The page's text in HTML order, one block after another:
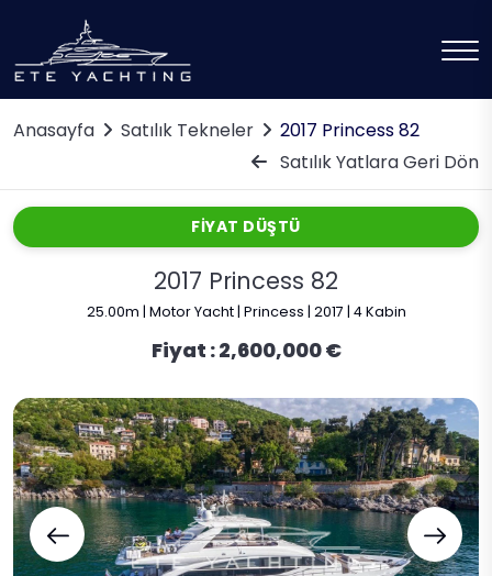
Anasayfa Satılık Tekneler
2017 Princess 82
Satılık Yatlara Geri Dön
FİYAT DÜŞTÜ
2017 Princess 82
25.00m | Motor Yacht | Princess | 2017 | 4 Kabin
Fiyat :2,600,000 €